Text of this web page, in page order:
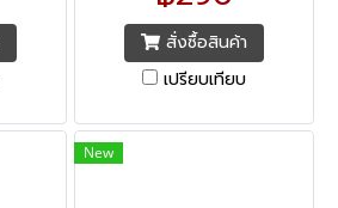
สั่งซื้อสินค้า
เปรียบเทียบ
New